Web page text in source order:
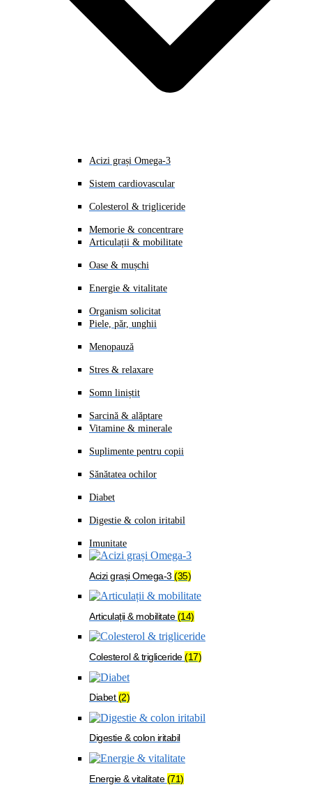
Acizi grași Omega-3
Sistem cardiovascular
Colesterol & trigliceride
Memorie & concentrare
Articulații & mobilitate
Oase & mușchi
Energie & vitalitate
Organism solicitat
Piele, păr, unghii
Menopauză
Stres & relaxare
Somn liniștit
Sarcină & alăptare
Vitamine & minerale
Suplimente pentru copii
Sănătatea ochilor
Diabet
Digestie & colon iritabil
Imunitate
Acizi grași Omega-3 (35)
Articulații & mobilitate(14)
Colesterol & trigliceride(17)
Diabet(2)
Digestie & colon iritabil
Energie & vitalitate(71)